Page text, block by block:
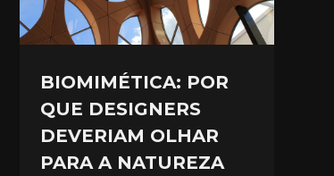
BIOMIMÉTICA: POR
QUE DESIGNERS
DEVERIAM OLHAR
PARA A NATUREZA